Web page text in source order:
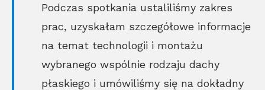
Podczas spotkania ustaliliśmy zakres
prac, uzyskałam szczegółowe informacje
na temat technologii i montażu
wybranego wspólnie rodzaju dachy
płaskiego i umówiliśmy się na dokładny